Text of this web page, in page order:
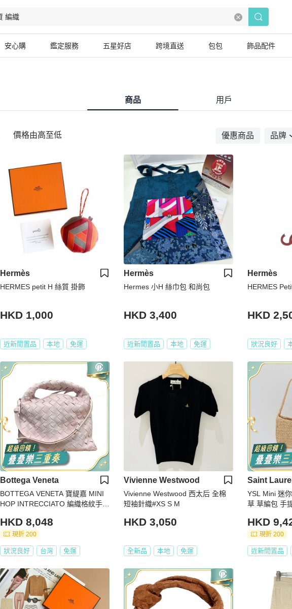
安心購 鑑定服務 五星好店 跨境直送 包包 飾品配件
商品 用戶
價格由高至低 優惠商品 品牌
Hermès
HERMES petit H 絲質 掛飾
HKD 1,000
近新閒置品 本地 免運
Hermès
Hermes 小H 絲巾包 和尚包
HKD 3,400
近新閒置品 本地 免運
Hermès
HERMES
HKD
狀況良好
Bottega Veneta
BOTTEGA VENETA 寶緹嘉 MINI
HOP INTRECCIATO 編織格紋手提
HKD 8,048
現折 200
狀況良好 台灣 免運
Vivienne Westwood
Vivienne Westwood 西太后 全棉
短袖針織#XS S M
HKD 3,050
全新品 本地 免運
Saint
YSL Mini 迷
草 草編包 手
渡假包
HKD
現折 200
近新閒置品